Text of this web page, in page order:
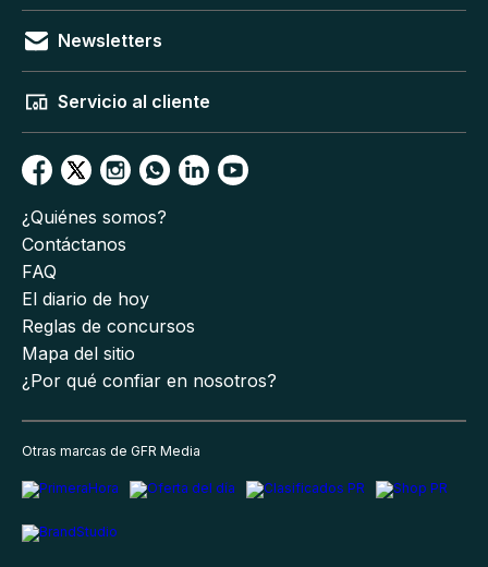
Newsletters
Servicio al cliente
¿Quiénes somos?
Contáctanos
FAQ
El diario de hoy
Reglas de concursos
Mapa del sitio
¿Por qué confiar en nosotros?
Otras marcas de GFR Media